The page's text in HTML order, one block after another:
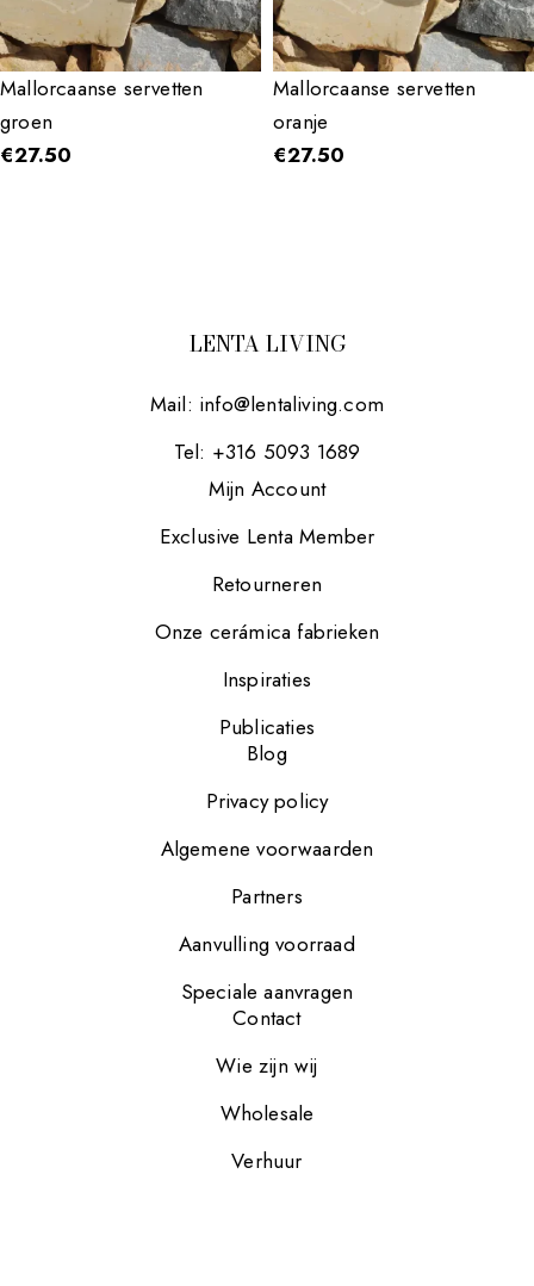
Mallorcaanse servetten
groen
€27.50
Mallorcaanse servetten
oranje
€27.50
LENTA LIVING
Mail: info@lentaliving.com
Tel: +316 5093 1689
Mijn Account
Exclusive Lenta Member
Retourneren
Onze cerámica fabrieken
Inspiraties
Publicaties
Blog
Privacy policy
Algemene voorwaarden
Partners
Aanvulling voorraad
Speciale aanvragen
Contact
Wie zijn wij
Wholesale
Verhuur